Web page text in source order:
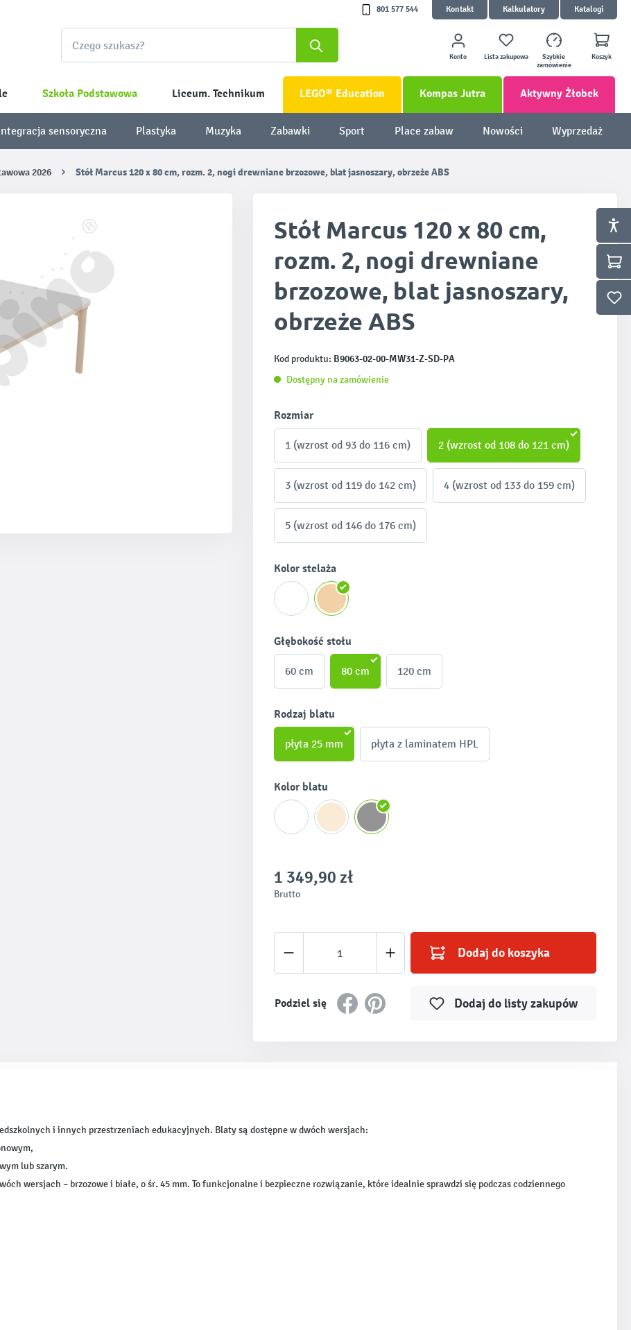
801 577 544 Kontakt Kalkulatory Katalogi
Konto Lista zakupowa
Szybkie
zamówienie
Koszyk
Szkoła Podstawowa Liceum. Technikum LEGO® Education Kompas Jutra Aktywny Żłobek
sensoryczna Plastyka Muzyka Zabawki Sport Place zabaw Nowości Wyprzedaż
2026 Stół Marcus 120 x 80 cm, rozm. 2, nogi drewniane brzozowe, blat jasnoszary, obrzeże ABS
Stół Marcus 120 x 80 cm,
rozm. 2, nogi drewniane
brzozowe, blat jasnoszary,
obrzeże ABS
Kod produktu: B9063-02-00-MW31-Z-SD-PA
Dostępny na zamówienie
Wybierz
Rozmiar
1 (wzrost od 93 do 116 cm) 2 (wzrost od 108 do 121 cm)
3 (wzrost od 119 do 142 cm) 4 (wzrost od 133 do 159 cm)
5 (wzrost od 146 do 176 cm)
Wybierz
Kolor stelaża
Wybierz
Głębokość stołu
60 cm 80 cm 120 cm
Wybierz
Rodzaj blatu
płyta 25 mm płyta z laminatem HPL
Wybierz
Kolor blatu
1 349,90 zł
Brutto
Ilość produktu: Wprowadź żądaną ilość lub użyj
Dodaj do koszyka
Podziel się Dodaj do listy zakupów
i innych przestrzeniach edukacyjnych. Blaty są dostępne w dwóch wersjach:
lub szarym.
wersjach – brzozowe i białe, o śr. 45 mm. To funkcjonalne i bezpieczne rozwiązanie, które idealnie sprawdzi się podczas codziennego